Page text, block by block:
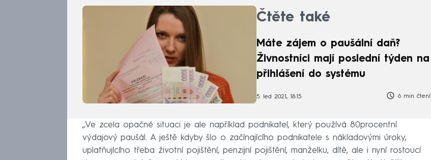
Čtěte také
Máte zájem o paušální daň?
Živnostníci mají poslední týden na
přihlášení do systému
5. led 2021, 18:15 6 min čtení
„Ve zcela opačné situaci je ale například podnikatel, který používá 80procentní
výdajový paušál. A ještě kdyby šlo o začínajícího podnikatele s nákladovými úroky,
uplatňujícího třeba životní pojištění, penzijní pojištění, manželku, dítě, ale i nyní rostoucí